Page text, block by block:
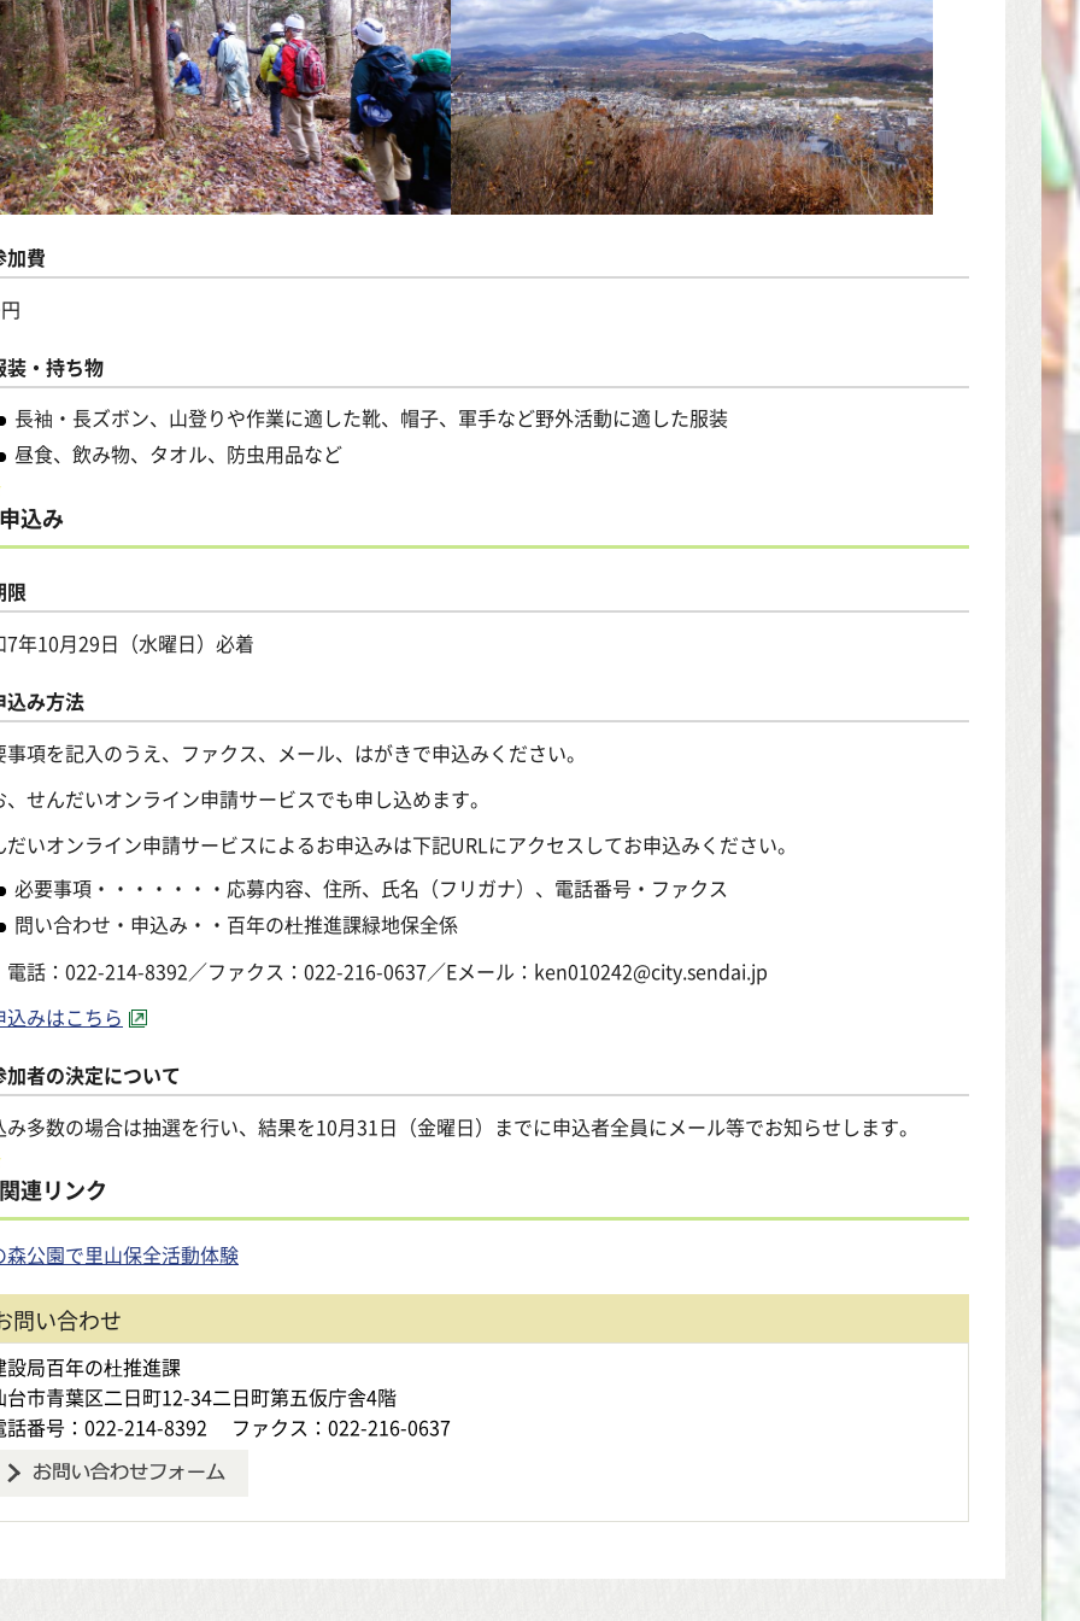
加費
装・持ち物
長袖・長ズボン、山登りや作業に適した靴、帽子、軍手など野外活動に適した服装
昼食、飲み物、タオル、防虫用品など
申込み
限
7年10月29日（水曜日）必着
込み方法
事項を記入のうえ、ファクス、メール、はがきで申込みください。
、せんだいオンライン申請サービスでも申し込めます。
だいオンライン申請サービスによるお申込みは下記URLにアクセスしてお申込みください。
必要事項・・・・・・・応募内容、住所、氏名（フリガナ）、電話番号・ファクス
問い合わせ・申込み・・百年の杜推進課緑地保全係
話：022-214-8392／ファクス：022-216-0637／Eメール：ken010242@city.sendai.jp
込みはこちら
加者の決定について
み多数の場合は抽選を行い、結果を10月31日（金曜日）までに申込者全員にメール等でお知らせします。
関連リンク
森公園で里山保全活動体験
問い合わせ
設局百年の杜推進課
台市青葉区二日町12-34二日町第五仮庁舎4階
話番号：022-214-8392
ファクス：022-216-0637